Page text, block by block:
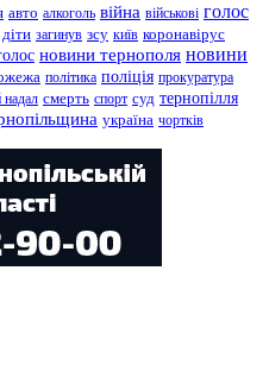
авто алкоголь війна військові голос
діти загинув зсу київ коронавірус
новини тернополя новини
політика поліція прокуратура
надал смерть спорт суд тернопілля
україна чортків